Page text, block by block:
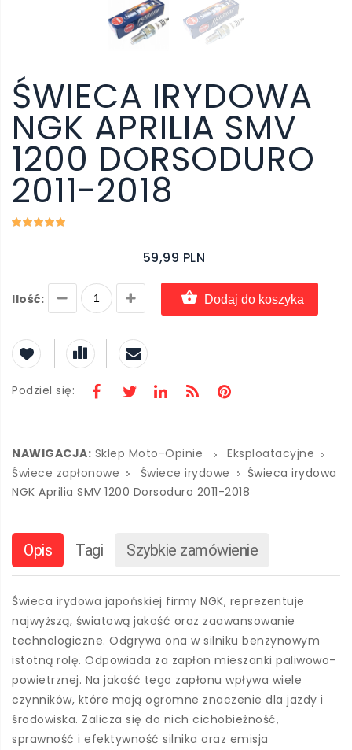
ŚWIECA IRYDOWA
NGK APRILIA SMV
1200 DORSODURO
2011-2018
59,99 PLN
Ilość: Dodaj do koszyka
Podziel się:
NAWIGACJA: Sklep Moto-Opinie
Eksploatacyjne
Świece zapłonowe
Świece irydowe
Świeca irydowa
NGK Aprilia SMV 1200 Dorsoduro 2011-2018
Opis Tagi Szybkie zamówienie
Świeca irydowa japońskiej firmy NGK, reprezentuje
najwyższą, światową jakość oraz zaawansowanie
technologiczne. Odgrywa ona w silniku benzynowym
istotną rolę. Odpowiada za zapłon mieszanki paliwowo-
powietrznej. Na jakość tego zapłonu wpływa wiele
czynników, które mają ogromne znaczenie dla jazdy i
środowiska. Zalicza się do nich cichobieżność,
sprawność i efektywność silnika oraz emisja